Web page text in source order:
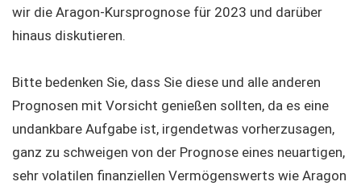
wir die Aragon-Kursprognose für 2023 und darüber
hinaus diskutieren.
Bitte bedenken Sie, dass Sie diese und alle anderen
Prognosen mit Vorsicht genießen sollten, da es eine
undankbare Aufgabe ist, irgendetwas vorherzusagen,
ganz zu schweigen von der Prognose eines neuartigen,
sehr volatilen finanziellen Vermögenswerts wie Aragon